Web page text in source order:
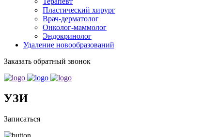
Пластический хирург
Врач-дерматолог
Онколог-маммолог
Эндокринолог
Удаление новообразований
Заказать обратный звонок
УЗИ
Записаться